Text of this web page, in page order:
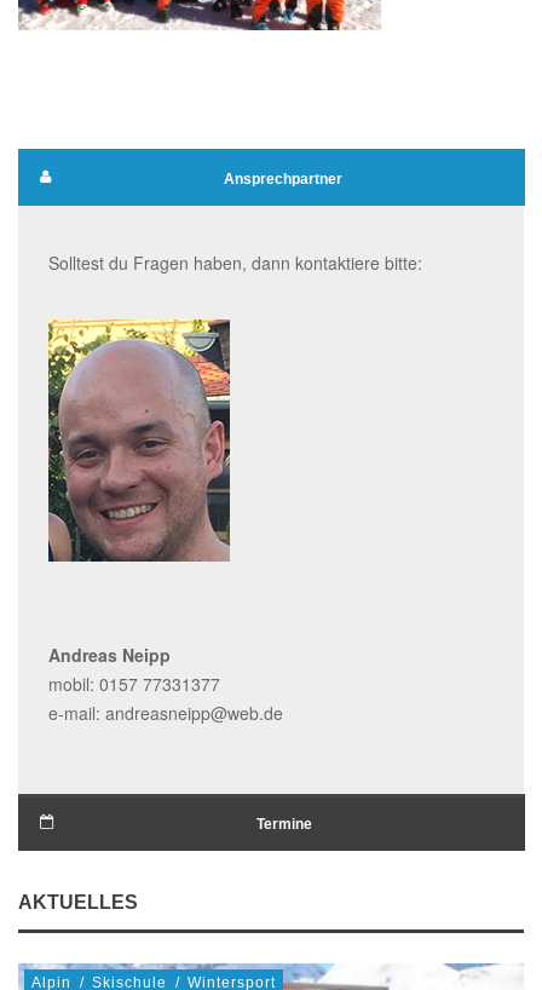
Ansprechpartner
Solltest du Fragen haben, dann kontaktiere bitte:
Andreas Neipp
mobil: 0157 77331377
e-mail: andreasneipp@web.de
Termine
AKTUELLES
Alpin / Skischule / Wintersport